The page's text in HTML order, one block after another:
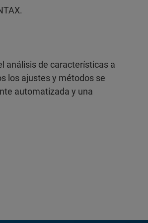
análisis de características a
los ajustes y métodos se
automatizada y una